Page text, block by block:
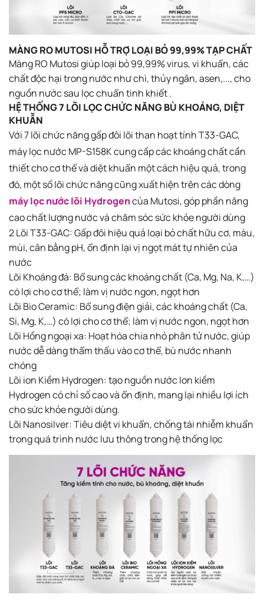
MÀNG RO MUTOSI HỖ TRỢ LOẠI BỎ 99,99% TẠP CHẤT​
Màng RO Mutosi giúp loại bỏ 99,99% virus, vi khuẩn, các
chất độc hại trong nước​ như chì, thủy ngân, asen,..., cho
nguồn nước sau lọc chuẩn tinh khiết .
HỆ THỐNG 7 LÕI LỌC CHỨC NĂNG BÙ KHOÁNG, DIỆT
KHUẪN
Với 7 lõi chức năng gấp đôi lõi than hoạt tính T33-GAC,
máy lọc nước MP-S158K cung cấp các khoáng chất cần
thiết cho cơ thể và diệt khuẩn một cách hiệu quả, trong
đó, một số lõi chức năng cũng xuất hiện trên các dòng
máy lọc nước lõi Hydrogencủa Mutosi, góp phần nâng
cao chất lượng nước và chăm sóc sức khỏe người dùng
2 Lõi T33-GAC: Gấp đôi hiệu quả loại bỏ chất hữu cơ, màu,
mùi, cân bằng pH, ổn định lại vị ngọt mát tự nhiên của
nước
Lõi Khoáng đá: Bổ sung các khoáng chất (Ca, Mg, Na, K,…)
có lợi cho cơ thể; làm vị nước ngon, ngọt hơn
Lõi Bio Ceramic: Bổ sung điện giải, các khoáng chất (Ca,
Si, Mg, K,…) có lợi cho cơ thể; làm vị nước ngon, ngọt hơn
Lõi Hồng ngoại xa: Hoạt hóa chia nhỏ phân tử nước, giúp
nước dễ dàng thẩm thấu vào cơ thể, bù nước nhanh
chóng
Lõi ion Kiềm Hydrogen: tạo nguồn nước Ion kiềm
Hydrogen có chỉ số cao và ổn định, mang lại nhiều lợi ích
cho sức khỏe người dùng.
Lõi Nanosilver: Tiêu diệt vi khuẩn, chống tái nhiễm khuẩn
trong quá trình nước lưu thông trong hệ thống lọc